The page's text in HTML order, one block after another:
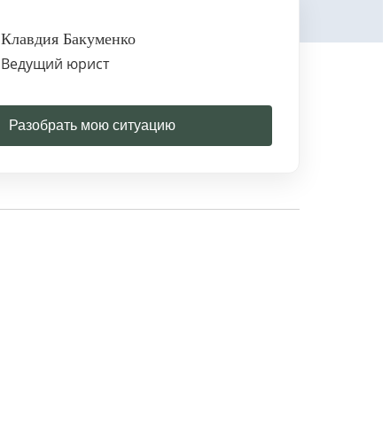
Клавдия Бакуменко
Ведущий юрист
Разобрать мою ситуацию